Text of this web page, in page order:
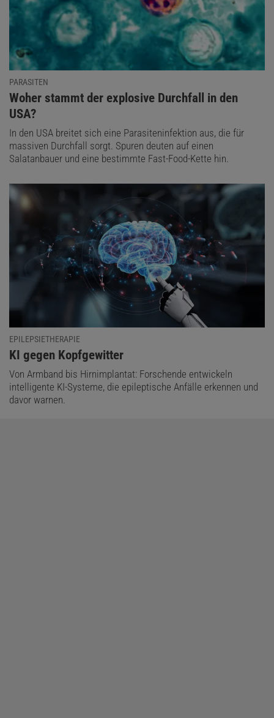
PARASITEN
:
Woher stammt der explosive Durchfall in den
USA?
In den USA breitet sich eine Parasiteninfektion aus, die für
massiven Durchfall sorgt. Spuren deuten auf einen
Salatanbauer und eine bestimmte Fast-Food-Kette hin.
EPILEPSIETHERAPIE
:
KI gegen Kopfgewitter
Von Armband bis Hirnimplantat: Forschende entwickeln
intelligente KI-Systeme, die epileptische Anfälle erkennen und
davor warnen.